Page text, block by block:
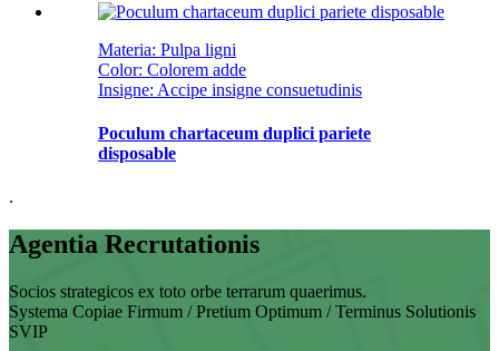
Materia: Pulpa ligni
Color: Colorem adde
Insigne: Accipe insigne consuetudinis
Poculum chartaceum duplici pariete
disposable
.
Agentia Recrutationis
Socios strategicos ex toto orbe terrarum quaerimus.
Systema Copiae Firmum / Pretium Optimum / Terminus Solutionis
SVIP